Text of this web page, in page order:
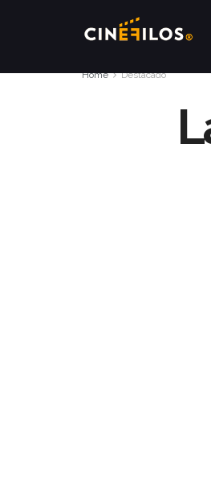
Home Destacado